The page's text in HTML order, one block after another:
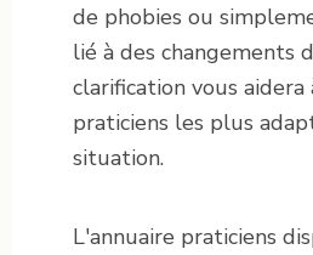
de phobies ou
lié à des changements
clarification vous aidera
praticiens les plus
situation.
L'annuaire praticiens